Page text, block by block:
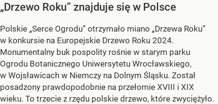
„Drzewo Roku” znajduje się w Polsce
Polskie „Serce Ogrodu” otrzymało miano „Drzewa Roku”
w konkursie na Europejskie Drzewo Roku 2024.
Monumentalny buk pospolity rośnie w starym parku
Ogrodu Botanicznego Uniwersytetu Wrocławskiego,
w Wojsławicach w Niemczy na Dolnym Śląsku. Został
posadzony prawdopodobnie na przełomie XVIII i XIX
wieku. To trzecie z rzędu polskie drzewo, które zwyciężyło.